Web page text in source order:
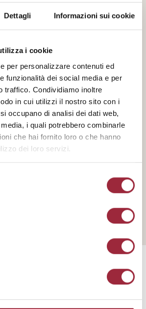
Dettagli Informazioni sui cookie
i cookie
per personalizzare contenuti ed
funzionalità dei social media e per
traffico. Condividiamo inoltre
in cui utilizzi il nostro sito con i
occupano di analisi dei dati web,
i quali potrebbero combinarle
che hai fornito loro o che hanno
dei loro servizi.